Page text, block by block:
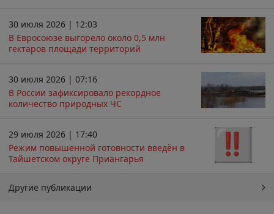
30 июля 2026 | 12:03
В Евросоюзе выгорело около 0,5 млн
гектаров площади территорий
30 июля 2026 | 07:16
В России зафиксировало рекордное
количество природных ЧС
29 июля 2026 | 17:40
Режим повышенной готовности введён в
Тайшетском округе Приангарья
Другие публикации